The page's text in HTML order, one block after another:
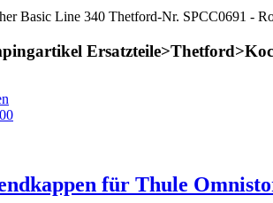
Basic Line 340 Thetford-Nr. SPCC0691 -
für Thule